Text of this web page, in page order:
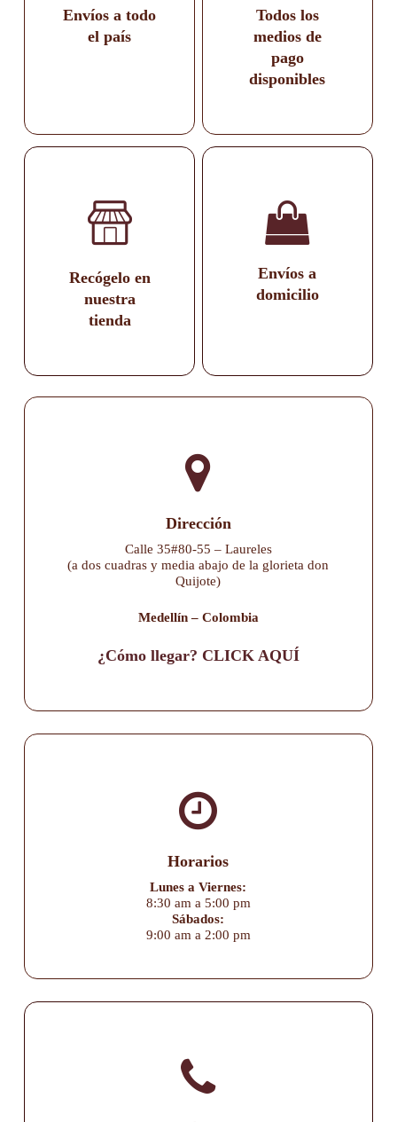
Envíos a todo
el país
Todos los
medios de
pago
disponibles
Recógelo en
nuestra
tienda
Envíos a
domicilio
Dirección
Calle 35#80-55 – Laureles
(a dos cuadras y media abajo de la glorieta don
Quijote)
Medellín – Colombia
¿Cómo llegar? CLICK AQUÍ
Horarios
Lunes a Viernes:
8:30 am a 5:00 pm
Sábados:
9:00 am a 2:00 pm